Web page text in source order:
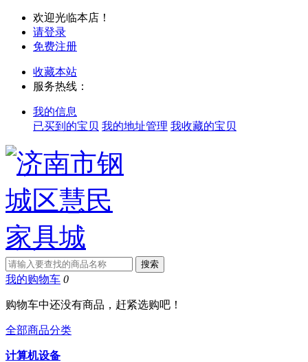
欢迎光临本店！
请登录
免费注册
收藏本站
服务热线：
我的信息
已买到的宝贝 我的地址管理 我收藏的宝贝
我的购物车 0
购物车中还没有商品，赶紧选购吧！
全部商品分类
计算机设备